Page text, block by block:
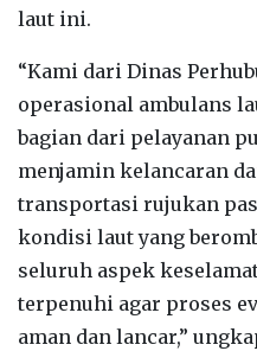
laut ini.
“Kami dari Dinas
operasional ambulans
bagian dari pelayanan
menjamin kelancaran
transportasi rujukan
kondisi laut yang
seluruh aspek
terpenuhi agar proses
aman dan lancar,”